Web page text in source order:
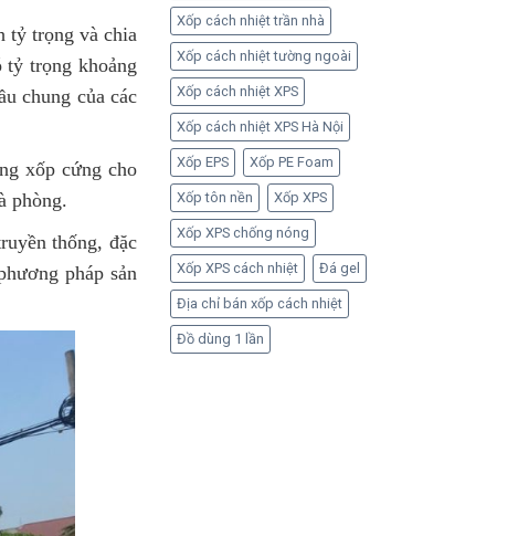
tỷ trọng và chia
tỷ trọng khoảng
chung của các
xốp cứng cho
phòng.
thống, đặc
pháp sản
Xốp cách nhiệt trần nhà
Xốp cách nhiệt tường ngoài
Xốp cách nhiệt XPS
Xốp cách nhiệt XPS Hà Nội
Xốp EPS Xốp PE Foam
Xốp tôn nền Xốp XPS
Xốp XPS chống nóng
Xốp XPS cách nhiệt Đá gel
Địa chỉ bán xốp cách nhiệt
Đồ dùng 1 lần